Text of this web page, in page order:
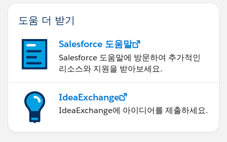
도움 더 받기
Salesforce 도움말
Salesforce 도움말에 방문하여 추가적인
리소스와 지원을 받아보세요.
IdeaExchange
IdeaExchange에 아이디어를 제출하세요.